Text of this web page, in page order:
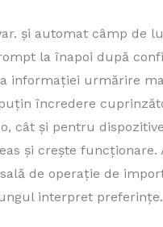
și automat câmp de
la înapoi după
informației urmărire
încredere
cât și pentru
și crește funcționare.
de operație de
interpret preferințe.